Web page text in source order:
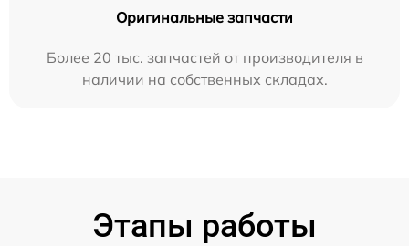
Оригинальные запчасти
Более 20 тыс. запчастей от производителя в
наличии на собственных складах.
Этапы работы